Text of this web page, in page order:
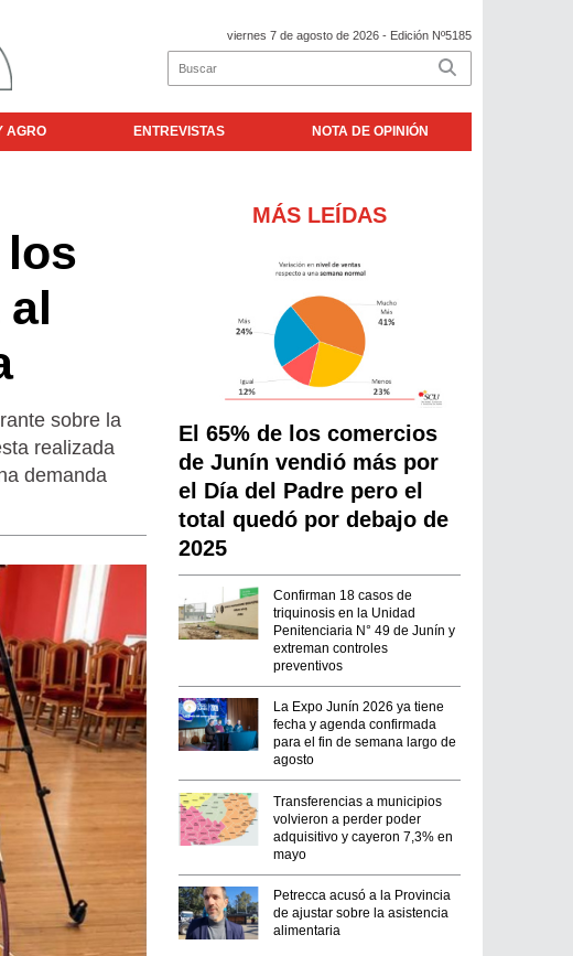
viernes 7 de agosto de 2026 - Edición Nº5185
AGRO ENTREVISTAS NOTA DE OPINIÓN
los
sobre la
realizada
demanda
MÁS LEÍDAS
El 65% de los comercios
de Junín vendió más por
el Día del Padre pero el
total quedó por debajo de
2025
Confirman 18 casos de
triquinosis en la Unidad
Penitenciaria N° 49 de Junín y
extreman controles
preventivos
La Expo Junín 2026 ya tiene
fecha y agenda confirmada
para el fin de semana largo de
agosto
Transferencias a municipios
volvieron a perder poder
adquisitivo y cayeron 7,3% en
mayo
Petrecca acusó a la Provincia
de ajustar sobre la asistencia
alimentaria